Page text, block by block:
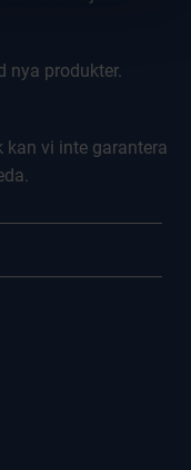
nya produkter.
vi inte garantera